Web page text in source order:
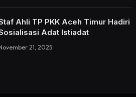
Ahli TP PKK Aceh Timur Hadiri
Adat Istiadat
21, 2025